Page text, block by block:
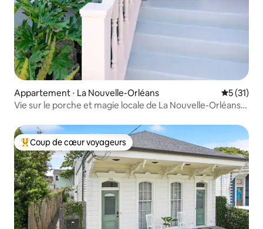
Appartement ⋅ La Nouvelle-Orléans
5 (31)
Vie sur le porche et magie locale de La Nouvelle-Orléans.
Coups de cœur voyageurs les plus appréciés
Coup de cœur voyageurs